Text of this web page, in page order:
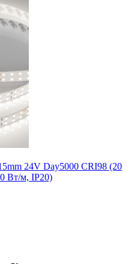
24V Day5000 CRI98 (20
Вт/м, IP20)